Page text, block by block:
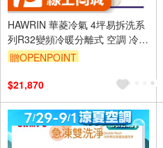
HAWRIN 華菱冷氣 4坪易拆洗系
列R32變頻冷暖分離式 空調 冷氣
DTC-28KIGSH/DNE-28KIGSH
贈OPENPOINT
$21,870